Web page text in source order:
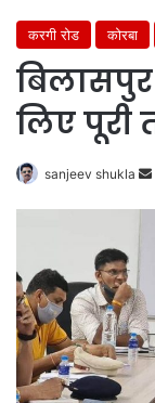
करगी रोड कोरबा
लिए पूरी
sanjeev shukla